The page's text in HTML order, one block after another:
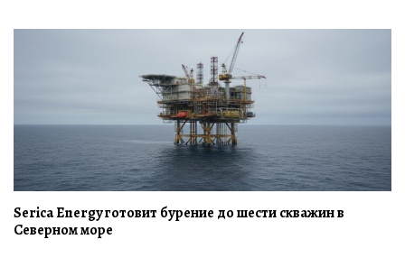
Serica Energy готовит бурение до шести скважин в
Северном море